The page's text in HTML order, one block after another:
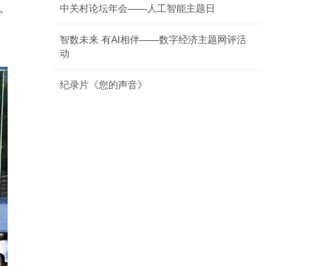
中关村论坛年会——人工智能主题日
智数未来 有AI相伴——数字经济主题网评活
动
纪录片《您的声音》